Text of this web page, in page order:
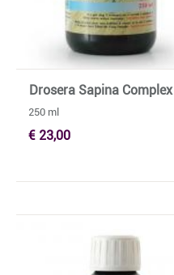
Drosera Sapina Complex
250 ml
€ 23,00